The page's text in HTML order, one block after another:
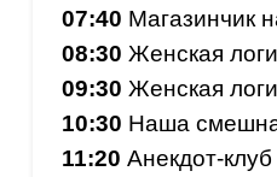
07:40 Магазинчик
08:30 Женская
09:30 Женская
10:30 Наша
11:20 Анекдот-